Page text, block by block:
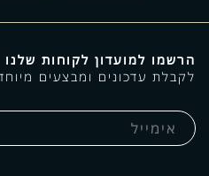
הרשמו למועדון לקוחות שלנו
לקבלת עדכונים ומבצעים